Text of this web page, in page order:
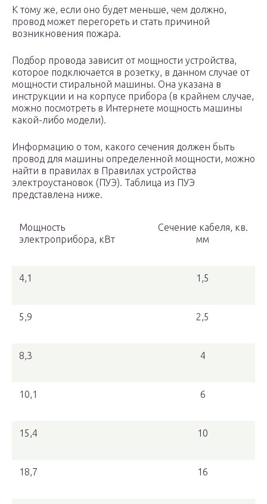
К тому же, если оно будет меньше, чем должно,
провод может перегореть и стать причиной
возникновения пожара.
Подбор провода зависит от мощности устройства,
которое подключается в розетку, в данном случае от
мощности стиральной машины. Она указана в
инструкции и на корпусе прибора (в крайнем случае,
можно посмотреть в Интернете мощность машины
какой-либо модели).
Информацию о том, какого сечения должен быть
провод для машины определенной мощности, можно
найти в правилах в Правилах устройства
электроустановок (ПУЭ). Таблица из ПУЭ
представлена ниже.
Мощность
электроприбора, кВт
Сечение кабеля, кв.
мм
4,1 1,5
5,9 2,5
8,3 4
10,1 6
15,4 10
18,7 16